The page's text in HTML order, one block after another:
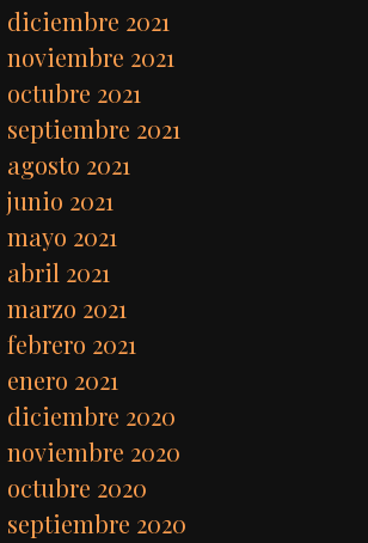
diciembre 2021
noviembre 2021
octubre 2021
septiembre 2021
agosto 2021
junio 2021
mayo 2021
abril 2021
marzo 2021
febrero 2021
enero 2021
diciembre 2020
noviembre 2020
octubre 2020
septiembre 2020